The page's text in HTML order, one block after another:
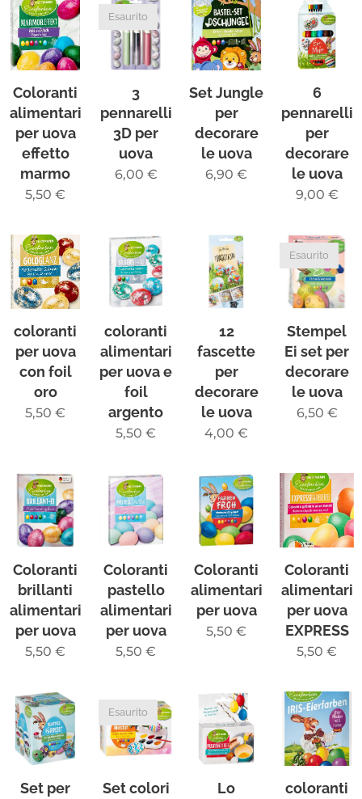
Coloranti
alimentari
per uova
effetto
marmo
5,50 €
3
pennarelli
3D per
uova
Esaurito
6,00 €
Set Jungle
per
decorare
le uova
6,90 €
6
pennarelli
per
decorare
le uova
9,00 €
coloranti
per uova
con foil
oro
5,50 €
coloranti
alimentari
per uova e
foil
argento
5,50 €
12
fascette
per
decorare
le uova
4,00 €
Stempel
Ei set per
decorare
le uova
Esaurito
6,50 €
Coloranti
brillanti
alimentari
per uova
5,50 €
Coloranti
pastello
alimentari
per uova
5,50 €
Coloranti
alimentari
per uova
5,50 €
Coloranti
alimentari
per uova
EXPRESS
5,50 €
Set per
Set colori
Esaurito
Lo
coloranti